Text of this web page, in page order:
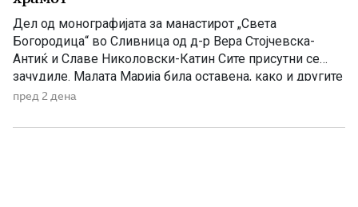
Дел од монографијата за манастирот „Света
Богородица“ во Сливница од д-р Вера Стојчевска-
Антиќ и Славе Николовски-Катин Сите присутни се
зачудиле. Малата Марија била оставена, како и другите
девици да живее во храмот. Таа се откажала од
починал на 80 години. Ана останала сама и се […]
пред 2 дена